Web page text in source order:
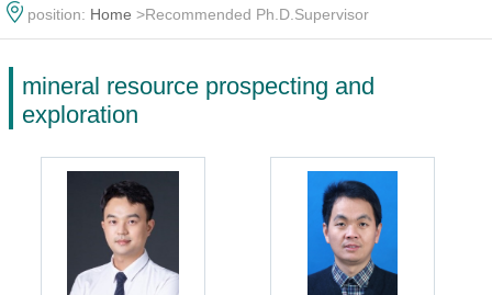
position: Home >Recommended Ph.D.Supervisor
mineral resource prospecting and
exploration